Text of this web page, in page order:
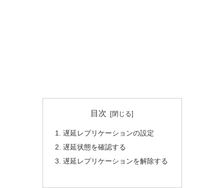
目次
遅延レプリケーションの設定
遅延状態を確認する
遅延レプリケーションを解除する